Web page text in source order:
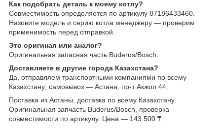
Как подобрать деталь к моему котлу?
Совместимость определяется по артикулу 87186433460.
Назовите модель и серию котла менеджеру — проверим
применимость перед отправкой.
Это оригинал или аналог?
Оригинальная запасная часть Buderus/Bosch.
Доставляете в другие города Казахстана?
Да, отправляем транспортными компаниями по всему
Казахстану; самовывоз — Астана, пр-т Акжол 44.
Поставка из Астаны, доставка по всему Казахстану.
Оригинальная запчасть Buderus/Bosch, проверка
совместимости по артикулу. Цена — 143 500 ₸.